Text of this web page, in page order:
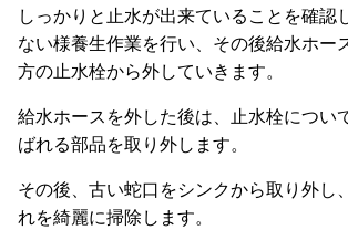
しっかりと止水が出来ていることを確認
ない様養生作業を行い、その後給水ホー
方の止水栓から外していきます。
給水ホースを外した後は、止水栓につい
ばれる部品を取り外します。
その後、古い蛇口をシンクから取り外し
れを綺麗に掃除します。